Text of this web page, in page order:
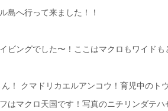
島へ行って来ました！！
ビングでした〜！ここはマクロもワイドも
！
クマドリカエルアンコウ！ 育児中のト
はマクロ天国です！写真のニチリンダテ